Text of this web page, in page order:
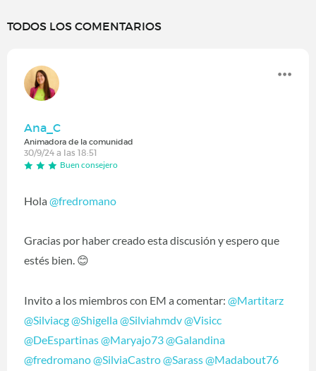
TODOS LOS COMENTARIOS
Ana_C
Animadora de la comunidad
30/9/24 a las 18:51
Buen consejero
Hola @fredromano
Gracias por haber creado esta discusión y espero que
estés bien. 😊
Invito a los miembros con EM a comentar: @Martitarz
@Silviacg@Shigella@Silviahmdv@Visicc
@DeEspartinas@Maryajo73@Galandina
@fredromano@SilviaCastro@Sarass@Madabout76